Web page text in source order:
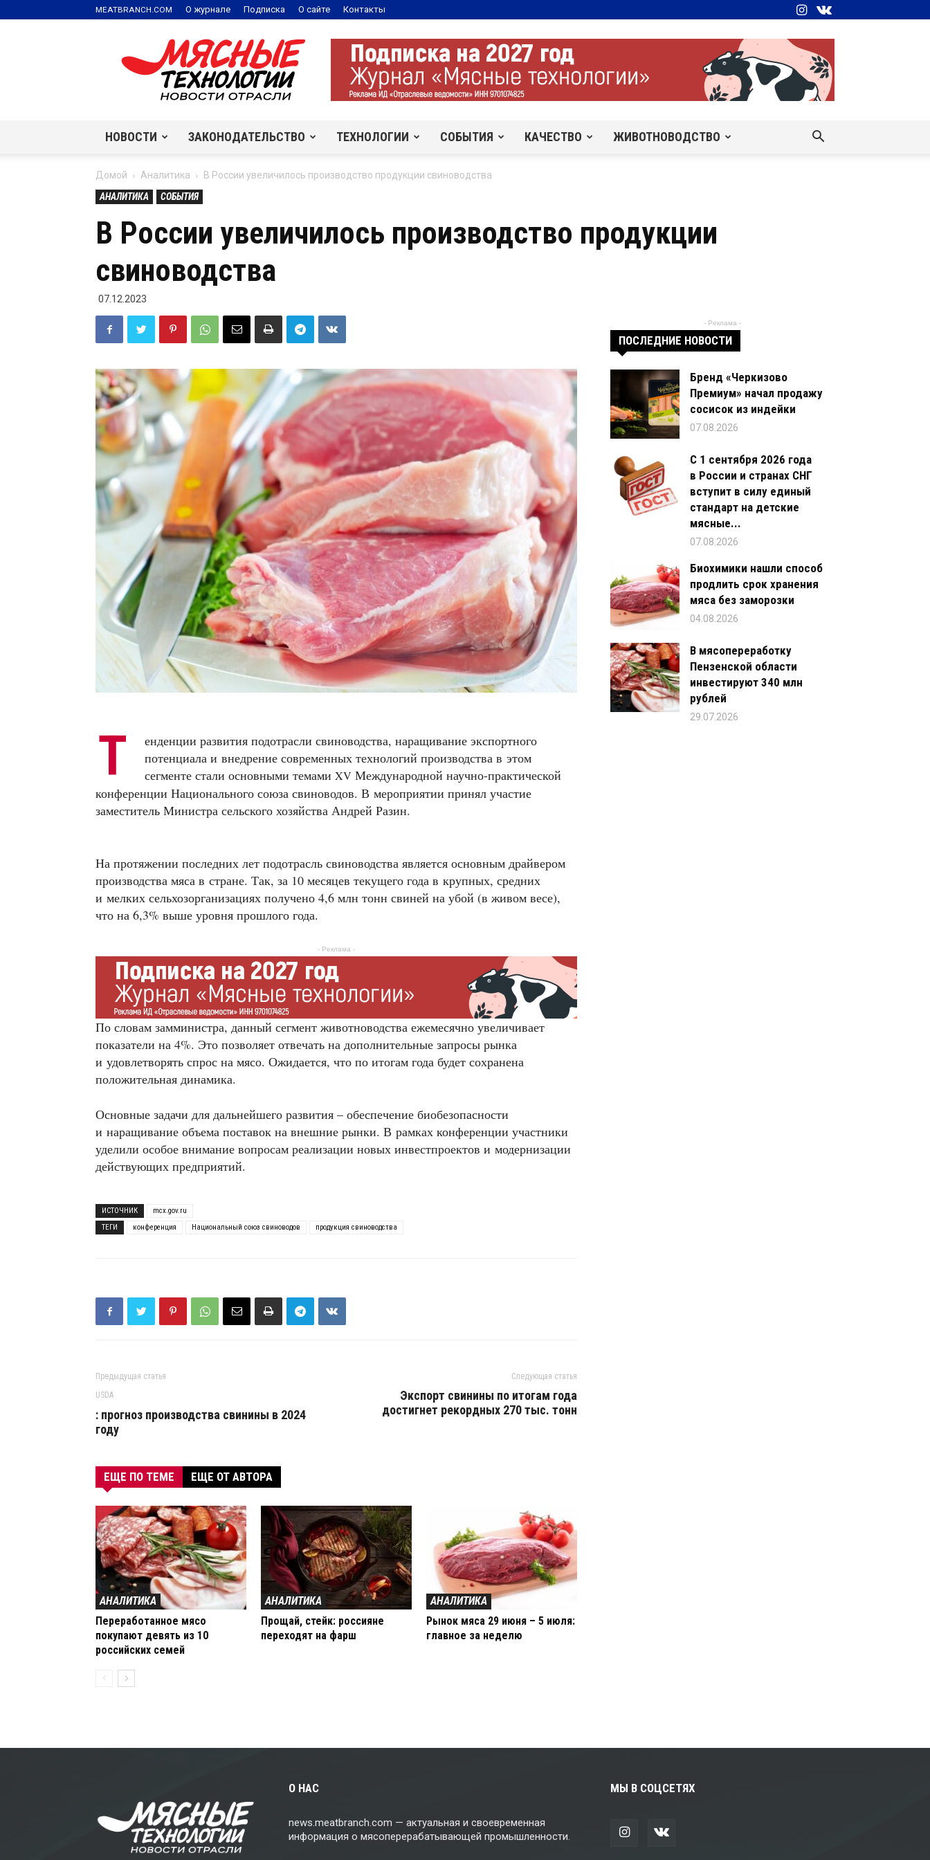
MEATBRANCH.COM О журнале Подписка О сайте Контакты
Мясные
технологии
|
Новости
отрасли
НОВОСТИ ЗАКОНОДАТЕЛЬСТВО ТЕХНОЛОГИИ СОБЫТИЯ КАЧЕСТВО ЖИВОТНОВОДСТВО
Домой Аналитика
В России увеличилось производство продукции свиноводства
АНАЛИТИКА
СОБЫТИЯ
В России увеличилось производство продукции
свиноводства
07.12.2023
Т
енденции развития подотрасли свиноводства, наращивание экспортного
потенциала и внедрение современных технологий производства в этом
сегменте стали основными темами XV Международной научно-практической
конференции Национального союза свиноводов. В мероприятии принял участие
заместитель Министра сельского хозяйства Андрей Разин.
На протяжении последних лет подотрасль свиноводства является основным драйвером
производства мяса в стране. Так, за 10 месяцев текущего года в крупных, средних
и мелких сельхозорганизациях получено 4,6 млн тонн свиней на убой (в живом весе),
что на 6,3% выше уровня прошлого года.
- Реклама -
По словам замминистра, данный сегмент животноводства ежемесячно увеличивает
показатели на 4%. Это позволяет отвечать на дополнительные запросы рынка
и удовлетворять спрос на мясо. Ожидается, что по итогам года будет сохранена
положительная динамика.
Основные задачи для дальнейшего развития – обеспечение биобезопасности
и наращивание объема поставок на внешние рынки. В рамках конференции участники
уделили особое внимание вопросам реализации новых инвестпроектов и модернизации
действующих предприятий.
ИСТОЧНИК
mcx.gov.ru
ТЕГИ
конференция Национальный союз свиноводов продукция свиноводства
Предыдущая статья
USDA
: прогноз производства свинины в 2024
году
Следующая статья
Экспорт свинины по итогам года
достигнет рекордных 270 тыс. тонн
ЕЩЕ ПО ТЕМЕ ЕЩЕ ОТ АВТОРА
АНАЛИТИКА
Переработанное мясо
покупают девять из 10
российских семей
АНАЛИТИКА
Прощай, стейк: россияне
переходят на фарш
АНАЛИТИКА
Рынок мяса 29 июня – 5 июля:
главное за неделю
- Реклама -
ПОСЛЕДНИЕ НОВОСТИ
Бренд «Черкизово
Премиум» начал продажу
сосисок из индейки
07.08.2026
С 1 сентября 2026 года
в России и странах СНГ
вступит в силу единый
стандарт на детские
мясные...
07.08.2026
Биохимики нашли способ
продлить срок хранения
мяса без заморозки
04.08.2026
В мясопереработку
Пензенской области
инвестируют 340 млн
рублей
29.07.2026
О НАС
news.meatbranch.com — актуальная и своевременная
информация о мясоперерабатывающей промышленности.
МЫ В СОЦСЕТЯХ